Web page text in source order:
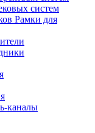
систем
Рамки для
каналы